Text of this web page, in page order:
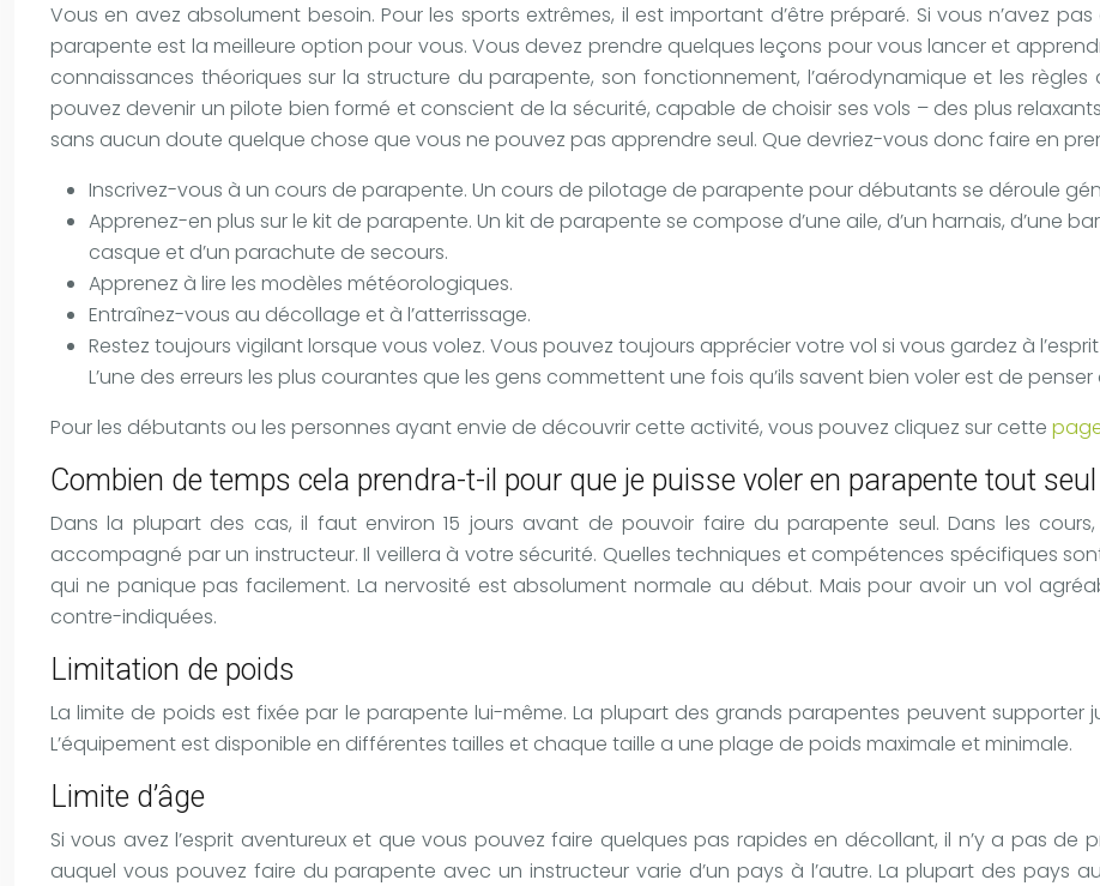
Vous en avez absolument besoin. Pour les sports extrêmes, il est important d’être préparé. Si vous n’avez
parapente est la meilleure option pour vous. Vous devez prendre quelques leçons pour vous lancer et
connaissances théoriques sur la structure du parapente, son fonctionnement, l’aérodynamique et les
pouvez devenir un pilote bien formé et conscient de la sécurité, capable de choisir ses vols – des plus
sans aucun doute quelque chose que vous ne pouvez pas apprendre seul. Que devriez-vous donc faire en
Inscrivez-vous à un cours de parapente. Un cours de pilotage de parapente pour débutants se déroule
Apprenez-en plus sur le kit de parapente. Un kit de parapente se compose d’une aile, d’un harnais, d’une
casque et d’un parachute de secours.
Apprenez à lire les modèles météorologiques.
Entraînez-vous au décollage et à l’atterrissage.
Restez toujours vigilant lorsque vous volez. Vous pouvez toujours apprécier votre vol si vous gardez à
L’une des erreurs les plus courantes que les gens commettent une fois qu’ils savent bien voler est de penser
Pour les débutants ou les personnes ayant envie de découvrir cette activité, vous pouvez cliquez sur cette
Combien de temps cela prendra-t-il pour que je puisse voler en parapente tout seul
Dans la plupart des cas, il faut environ 15 jours avant de pouvoir faire du parapente seul. Dans les
accompagné par un instructeur. Il veillera à votre sécurité. Quelles techniques et compétences spécifiques
qui ne panique pas facilement. La nervosité est absolument normale au début. Mais pour avoir un vol
contre-indiquées.
Limitation de poids
La limite de poids est fixée par le parapente lui-même. La plupart des grands parapentes peuvent supporter
L’équipement est disponible en différentes tailles et chaque taille a une plage de poids maximale et minimale.
Limite d’âge
Si vous avez l’esprit aventureux et que vous pouvez faire quelques pas rapides en décollant, il n’y a pas de
auquel vous pouvez faire du parapente avec un instructeur varie d’un pays à l’autre. La plupart des pays